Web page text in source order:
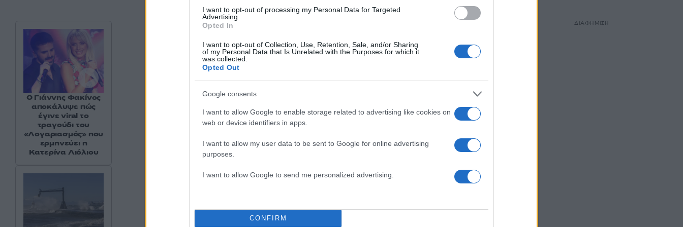
I want to opt-out of processing my Personal Data for Targeted
Advertising.
Opted In
I want to opt-out of Collection, Use, Retention, Sale, and/or Sharing
of my Personal Data that Is Unrelated with the Purposes for which it
was collected.
Opted Out
Google consents
I want to allow Google to enable storage related to advertising like cookies on
web or device identifiers in apps.
I want to allow my user data to be sent to Google for online advertising
purposes.
I want to allow Google to send me personalized advertising.
CONFIRM
Ο Γιάννης Φακίνος
αποκάλυψε πώς
έγινε viral το
τραγούδι του
«Λογαριασμός» που
ερμηνεύει η
Κατερίνα Λιόλιου
ΔΙΑΦΗΜΙΣΗ